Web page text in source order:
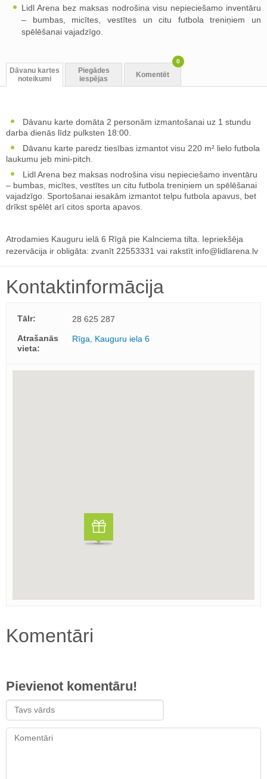
Lidl Arena bez maksas nodrošina visu nepieciešamo inventāru
– bumbas, micītes, vestītes un citu futbola treniņiem un
spēlēšanai vajadzīgo.
Dāvanu kartes
noteikumi
Piegādes
iespējas
Komentēt
0
Dāvanu karte domāta 2 personām izmantošanai uz 1 stundu
darba dienās līdz pulksten 18:00.
Dāvanu karte paredz tiesības izmantot visu 220 m² lielo futbola
laukumu jeb mini-pitch.
Lidl Arena bez maksas nodrošina visu nepieciešamo inventāru
– bumbas, micītes, vestītes un citu futbola treniņiem un spēlēšanai
vajadzīgo. Sportošanai iesakām izmantot telpu futbola apavus, bet
drīkst spēlēt arī citos sporta apavos.
Atrodamies Kauguru ielā 6 Rīgā pie Kalnciema tilta. Iepriekšēja
rezervācija ir obligāta: zvanīt 22553331 vai rakstīt info@lidlarena.lv
Kontaktinformācija
Tālr:
28 625 287
Atrašanās
vieta:
Rīga, Kauguru iela 6
Komentāri
Pievienot komentāru!